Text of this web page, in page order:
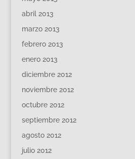
abril 2013
marzo 2013
febrero 2013
enero 2013
diciembre 2012
noviembre 2012
octubre 2012
septiembre 2012
agosto 2012
julio 2012